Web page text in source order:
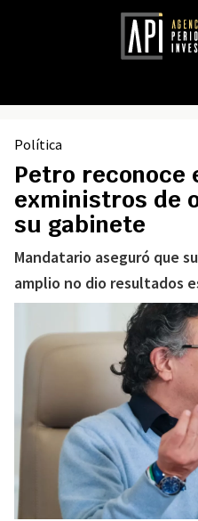
Política
Petro
exministros de
su gabinete
Mandatario aseguró que
amplio no dio resultados